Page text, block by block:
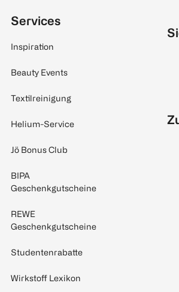
Services
Inspiration
Beauty Events
Textilreinigung
Helium-Service
Jö Bonus Club
BIPA
Geschenkgutscheine
REWE
Geschenkgutscheine
Studentenrabatte
Wirkstoff Lexikon